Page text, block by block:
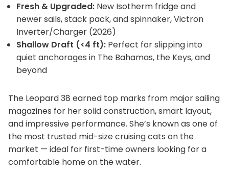
Fresh & Upgraded: New Isotherm fridge and
newer sails, stack pack, and spinnaker, Victron
Inverter/Charger (2026)
Shallow Draft (<4 ft): Perfect for slipping into
quiet anchorages in The Bahamas, the Keys, and
beyond
The Leopard 38 earned top marks from major sailing
magazines for her solid construction, smart layout,
and impressive performance. She’s known as one of
the most trusted mid-size cruising cats on the
market — ideal for first-time owners looking for a
comfortable home on the water.